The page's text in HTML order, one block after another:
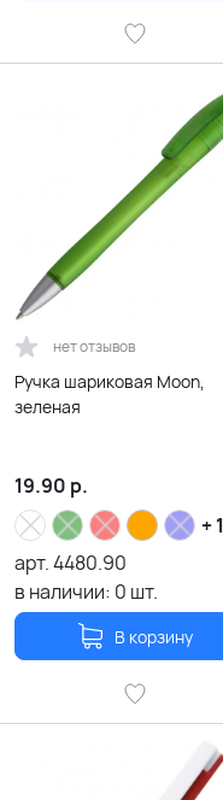
нет отзывов
Ручка шариковая Moon,
зеленая
19.90 р.
+ 1
арт.4480.90
в наличии: 0 шт.
В корзину